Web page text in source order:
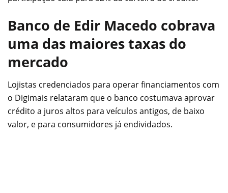
Banco de Edir Macedo cobrava
uma das maiores taxas do
mercado
Lojistas credenciados para operar financiamentos com
o Digimais relataram que o banco costumava aprovar
crédito a juros altos para veículos antigos, de baixo
valor, e para consumidores já endividados.